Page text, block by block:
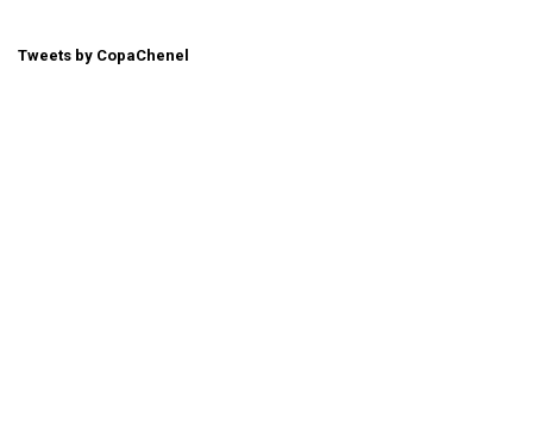
Tweets by CopaChenel